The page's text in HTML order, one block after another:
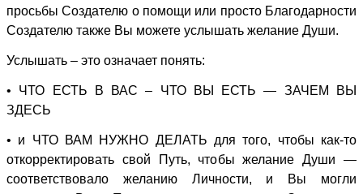
просьбы Создателю о помощи или просто Благодарности
Создателю также Вы можете услышать желание Души.
Услышать – это означает понять:
• ЧТО ЕСТЬ В ВАС – ЧТО ВЫ ЕСТЬ — ЗАЧЕМ ВЫ
ЗДЕСЬ
• и ЧТО ВАМ НУЖНО ДЕЛАТЬ для того, чтобы как-то
откорректировать свой Путь, чтобы желание Души —
соответствовало желанию Личности, и Вы могли